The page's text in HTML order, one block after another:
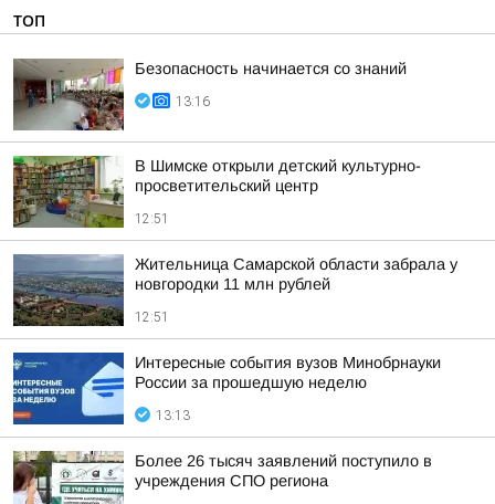
ТОП
Безопасность начинается со знаний
13:16
В Шимске открыли детский культурно-
просветительский центр
12:51
Жительница Самарской области забрала у
новгородки 11 млн рублей
12:51
Интересные события вузов Минобрнауки
России за прошедшую неделю
13:13
Более 26 тысяч заявлений поступило в
учреждения СПО региона